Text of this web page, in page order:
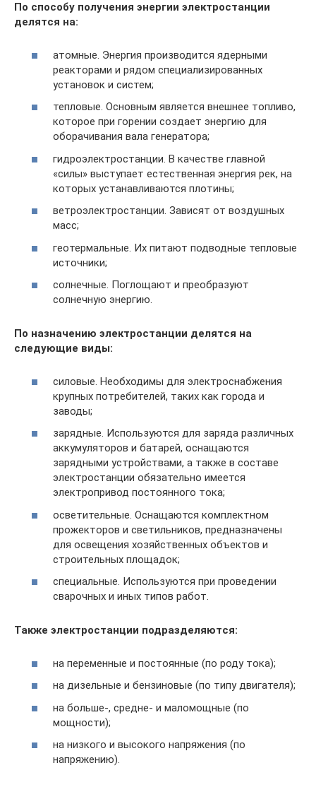
По способу получения энергии электростанции
делятся на:
атомные. Энергия производится ядерными
реакторами и рядом специализированных
установок и систем;
тепловые. Основным является внешнее топливо,
которое при горении создает энергию для
оборачивания вала генератора;
гидроэлектростанции. В качестве главной
«силы» выступает естественная энергия рек, на
которых устанавливаются плотины;
ветроэлектростанции. Зависят от воздушных
масс;
геотермальные. Их питают подводные тепловые
источники;
солнечные. Поглощают и преобразуют
солнечную энергию.
По назначению электростанции делятся на
следующие виды:
силовые. Необходимы для электроснабжения
крупных потребителей, таких как города и
заводы;
зарядные. Используются для заряда различных
аккумуляторов и батарей, оснащаются
зарядными устройствами, а также в составе
электростанции обязательно имеется
электропривод постоянного тока;
осветительные. Оснащаются комплектном
прожекторов и светильников, предназначены
для освещения хозяйственных объектов и
строительных площадок;
специальные. Используются при проведении
сварочных и иных типов работ.
Также электростанции подразделяются:
на переменные и постоянные (по роду тока);
на дизельные и бензиновые (по типу двигателя);
на больше-, средне- и маломощные (по
мощности);
на низкого и высокого напряжения (по
напряжению).